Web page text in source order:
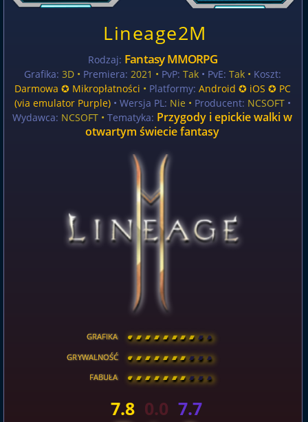
Lineage2M
Rodzaj: Fantasy MMORPG
Grafika: 3D • Premiera: 2021 • PvP: Tak• PvE: Tak • Koszt:
Darmowa ✪ Mikropłatności • Platformy: Android ✪ iOS ✪ PC
(via emulator Purple)• Wersja PL: Nie • Producent: NCSOFT•
Wydawca: NCSOFT •Tematyka: Przygody i epickie walki w
otwartym świecie fantasy
GRAFIKA [ \ \ \ \ \ \ \ \ ]
GRYWALNOŚĆ [ \ \ \ \ \ \ \ \ ]
FABUŁA [ \ \ \ \ \ \ \ \ ]
7.8 0.0 7.7